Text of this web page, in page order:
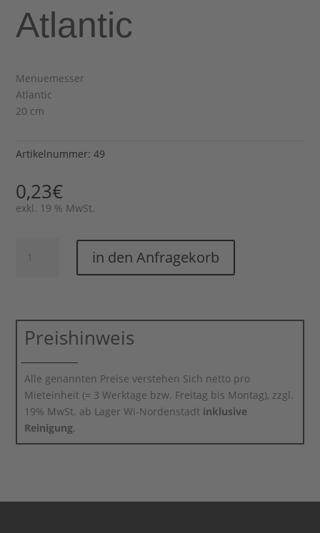
Atlantic
Menuemesser
Atlantic
20 cm
Artikelnummer:49
0,23€
exkl. 19 % MwSt.
Menuemesser
in den Anfragekorb
Preishinweis
Alle genannten Preise verstehen Sich netto pro
Mieteinheit (= 3 Werktage bzw. Freitag bis Montag), zzgl.
19% MwSt. ab Lager Wi-Nordenstadt inklusive
Reinigung.